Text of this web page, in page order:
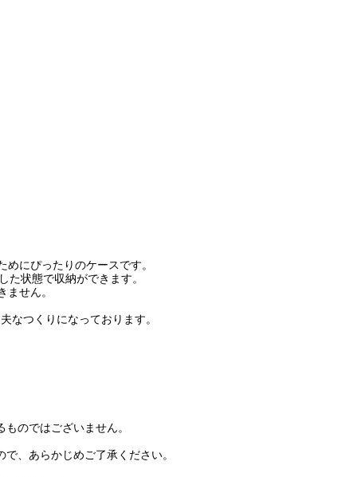
にぴったりのケースです。
た状態で収納ができます。
ません。
なつくりになっております。
のではございません。
、あらかじめご了承ください。